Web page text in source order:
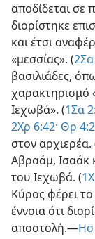
αποδίδεται σε
διορίστηκε
και έτσι
«μεσσίας». (2Σα
βασιλιάδες,
χαρακτηρισμό
Ιεχωβά». (1Σα
2Χρ 6:42· Θρ
στον αρχιερέα.
Αβραάμ, Ισαάκ
του Ιεχωβά. (
Κύρος φέρει
έννοια ότι
αποστολή.—Ησ